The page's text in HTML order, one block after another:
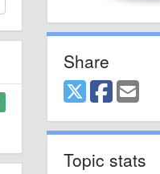
Share
Topic stats